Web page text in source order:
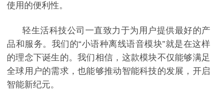
使用的便利性。
轻生活科技公司一直致力于为用户提供最好的产
品和服务。我们的“小语种离线语音模块”就是在这样
的理念下诞生的。我们相信，这款模块不仅能够满足
全球用户的需求，也能够推动智能科技的发展，开启
智能新纪元。